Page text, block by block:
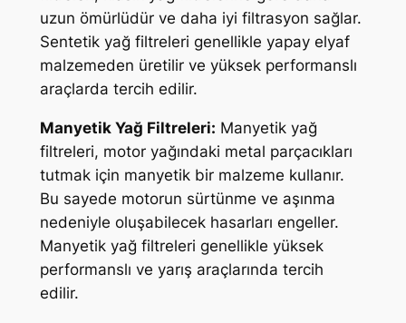
uzun ömürlüdür ve daha iyi filtrasyon sağlar.
Sentetik yağ filtreleri genellikle yapay elyaf
malzemeden üretilir ve yüksek performanslı
araçlarda tercih edilir.
Manyetik Yağ Filtreleri: Manyetik yağ
filtreleri, motor yağındaki metal parçacıkları
tutmak için manyetik bir malzeme kullanır.
Bu sayede motorun sürtünme ve aşınma
nedeniyle oluşabilecek hasarları engeller.
Manyetik yağ filtreleri genellikle yüksek
performanslı ve yarış araçlarında tercih
edilir.